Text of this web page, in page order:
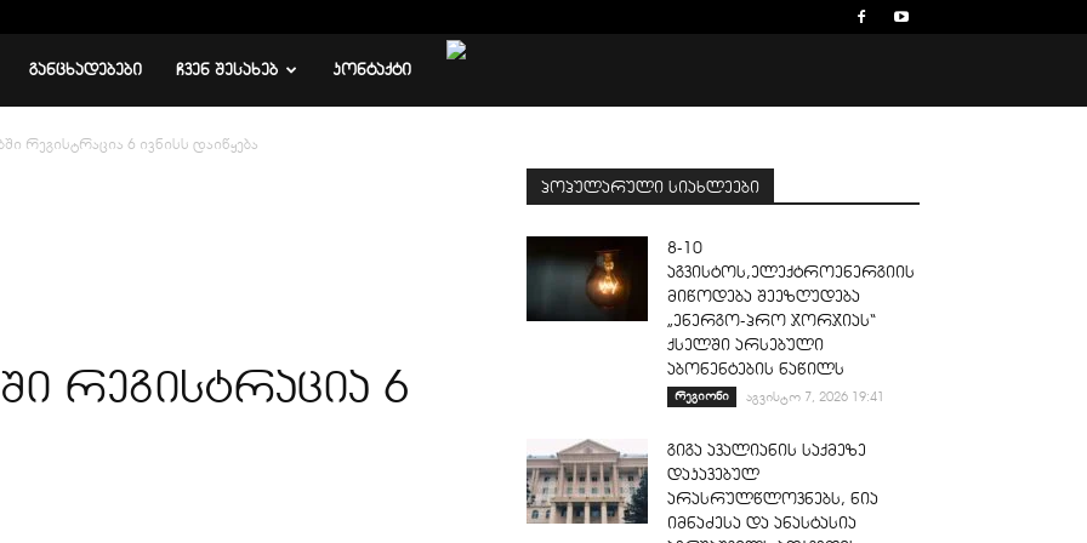
ᲒᲐᲜᲪᲮᲐᲓᲔᲑᲔᲑᲘ ᲩᲕᲔᲜ ᲨᲔᲡᲐᲮᲔᲑ ᲙᲝᲜᲢᲐᲥᲢᲘ
რეგისტრაცია 6 ივნისს დაიწყება
რეგისტრაცია 6
პოპულარული სიახლეები
8-10
აგვისტოს,ელექტროენერგიის
მიწოდება შეეზღუდება
„ენერგო-პრო ჯორჯიას“
ქსელში არსებული
აბონენტების ნაწილს
რეგიონი აგვისტო 7, 2026 19:41
გიგა ავალიანის საქმეზე
დაკავებულ
არასრულწლოვნებს, ნია
იმნაძესა და ანასტასია